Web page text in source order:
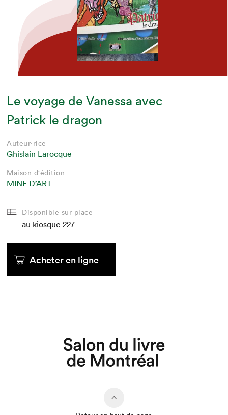
Le voyage de Vanessa avec
Patrick le dragon
Auteur·rice
Ghislain Larocque
Maison d'édition
MINE D’ART
Disponible sur place
au kiosque 227
Acheter en ligne